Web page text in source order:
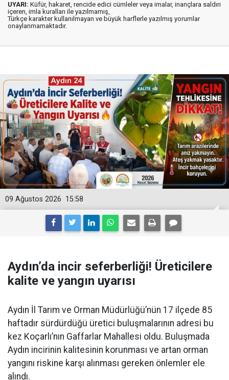
UYARI: Küfür, hakaret, rencide edici cümleler veya imalar, inançlara saldırı
içeren, imla kuralları ile yazılmamış,
Türkçe karakter kullanılmayan ve büyük harflerle yazılmış yorumlar
onaylanmamaktadır.
15:58
09 Ağustos 2026
Aydın’da incir seferberliği! Üreticilere
kalite ve yangın uyarısı
Aydın İl Tarım ve Orman Müdürlüğü’nün 17 ilçede 85
haftadır sürdürdüğü üretici buluşmalarının adresi bu
kez Koçarlı’nın Gaffarlar Mahallesi oldu. Buluşmada
Aydın incirinin kalitesinin korunması ve artan orman
yangını riskine karşı alınması gereken önlemler ele
alındı.